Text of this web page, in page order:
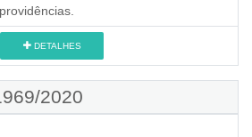
DETALHES
2020